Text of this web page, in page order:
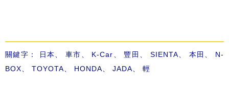
關鍵字： 日本 、車市 K-Car 豐田 SIENTA 本田
N-
BOX
TOYOTA HONDA JADA 輕